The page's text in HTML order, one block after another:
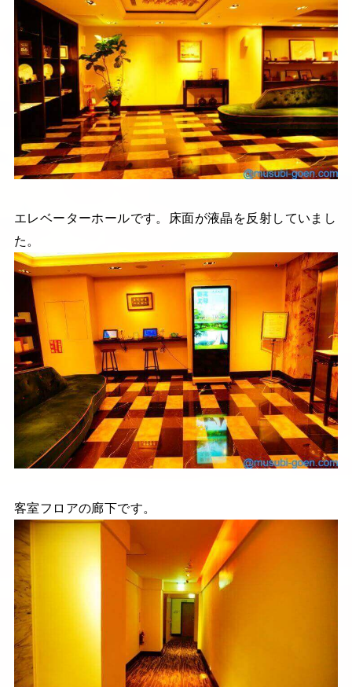
エレベーターホールです。床面が液晶を反射していまし
た。
客室フロアの廊下です。